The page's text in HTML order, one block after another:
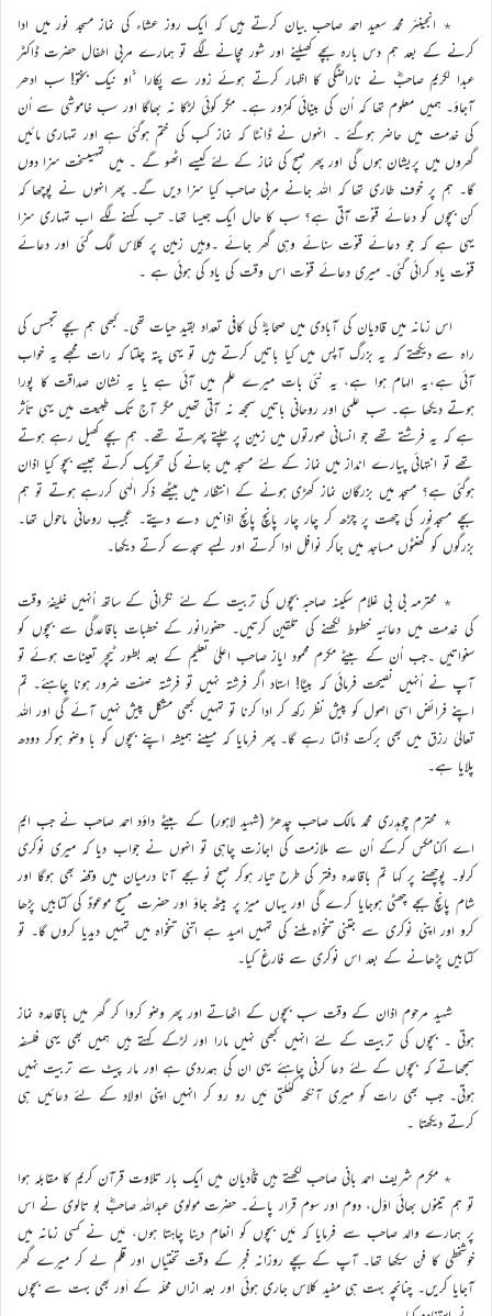
٭ انجینئر محمد سعید احمد صاحب بیان کرتے ہیں کہ ایک روز عشاء کی نماز مسجد نور میں ادا
کرنے کے بعد ہم دس بارہ بچے کھیلنے اور شور مچانے لگے تو ہمارے مربی اطفال حضرت ڈاکٹر
عبدا لکریم صاحبؓ نے ناراضگی کا اظہار کرتے ہوئے زور سے پکارا ـ او نیک بختو! سب ادھر
آجاؤ۔ ہمیں معلوم تھا کہ اُن کی بینائی کمزور ہے۔ مگر کوئی لڑکا نہ بھاگا اور سب خاموشی سے اُن
کی خدمت میں حاضر ہوگئے ۔ انہوں نے ڈانٹا کہ نماز کب کی ختم ہوگئی ہے اور تمہاری مائیں
گھروں میں پریشان ہوں گی اور پھر صبح کی نماز کے لئے کیسے اٹھو گے ۔ میں تمہیںسخت سزا دوں
گا۔ ہم پر خوف طاری تھا کہ اللہ جانے مربی صاحب کیا سزا دیں گے۔ پھر انہوں نے پوچھا کہ
کن بچوں کو دعائے قنوت آتی ہے؟ سب کا حال ایک جیسا تھا۔ تب کہنے لگے اب تمہاری سزا
یہی ہے کہ جو دعائے قنوت سنائے وہی گھر جائے ۔وہیں زمین پر کلاس لگ گئی اور دعائے
قنوت یاد کرائی گئی۔ میری دعائے قنوت اس وقت کی یاد کی ہوئی ہے ۔
اس زمانہ میں قادیان کی آبادی میں صحابہؓ کی کافی تعداد بقید حیات تھی۔ کبھی ہم بچے تجسس کی
راہ سے دیکھتے کہ یہ بزرگ آپس میں کیا باتیں کرتے ہیں تو یہی پتہ چلتا کہ رات مجھے یہ خواب
آئی ہے،یہ الہام ہوا ہے، یہ نئی بات میرے علم میں آئی ہے یا یہ نشان صداقت کا پورا
ہوتے دیکھا ہے۔ سب علمی اور روحانی باتیں سمجھ نہ آتی تھیں مگر آج تک طبیعت میں یہی تأثر
ہے کہ یہ فرشتے تھے جو انسانی صورتوں میں زمین پر چلتے پھرتے تھے۔ ہم بچے کھیل رہے ہوتے
تھے تو انتہائی پیارے انداز میں نماز کے لئے مسجد میں جانے کی تحریک کرتے جیسے بچو کیا اذان
ہوگئی ہے؟ مسجد میں بزرگان نماز کھڑی ہونے کے انتظار میں بیٹھے ذکر الٰہی کررہے ہوتے تو ہم
بچے مسجدنور کی چھت پر چڑھ کر چار چار پانچ پانچ اذانیں دے دیتے۔ عجیب روحانی ماحول تھا۔
بزرگوں کو گھنٹوں مساجد میں جاکر نوافل ادا کرتے اور لمبے سجدے کرتے دیکھا۔
٭ محترمہ بی بی غلام سکینہ صاحبہ بچوں کی تربیت کے لئے نگرانی کے ساتھ اُنہیں خلیفۂ وقت
کی خدمت میں دعائیہ خطوط لکھنے کی تلقین کرتیں۔ حضورانور کے خطبات باقاعدگی سے بچوں کو
سنواتیں ۔جب اُن کے بیٹے مکرم محمود ایاز صاحب اعلیٰ تعلیم کے بعد بطور ٹیچر تعینات ہوئے تو
آپ نے اُنہیں نصیحت فرمائی کہ بیٹا! استاد اگر فرشتہ نہیں تو فرشتہ صفت ضرور ہونا چاہئے۔ تم
اپنے فرائض اسی اصول کو پیش نظر رکھ کر ادا کرنا تو تمہیں کبھی مشکل پیش نہیں آئے گی اور اللہ
تعالیٰ رزق میں بھی برکت ڈالتا رہے گا۔ پھر فرمایا کہ میںنے ہمیشہ اپنے بچوں کو با وضو ہوکر دودھ
پلایا ہے۔
٭ محترم چوہدری محمد مالک صاحب چدھڑ (شہید لاہور) کے بیٹے داؤد احمد صاحب نے جب ایم
اے اکنامکس کرکے اُن سے ملازمت کی اجازت چاہی تو انہوں نے جواب دیا کہ میری نوکری
کرلو۔ پوچھنے پر کہا تم باقاعدہ دفتر کی طرح تیار ہوکر صبح نو بجے آنا درمیان میں وقفہ بھی ہوگا اور
شام پانچ بجے چھٹی ہوجایا کرے گی اور یہاں میز پر بیٹھ جاؤ اور حضرت مسیح موعودؑ کی کتابیں پڑھا
کرو اور اپنی نوکری سے جتنی تنخواہ ملنے کی تمہیں امید ہے اتنی تنخواہ میں تمہیں دیدیا کروں گا۔ تو
کتابیں پڑھانے کے بعد اس نوکری سے فارغ کیا۔
شہید مرحوم اذان کے وقت سب بچوں کے اٹھاتے اور پھر وضو کروا کر گھر میں باقاعدہ نماز
ہوتی ۔ بچوں کی تربیت کے لئے انہیں کبھی نہیں مارا اور لڑکے کہتے ہیں ہمیں بھی یہی فلسفہ
سمجھاتے کہ بچوں کے لئے دعا کرنی چاہئے یہی ان کی ہمدردی ہے اور مار پیٹ سے تربیت نہیں
ہوتی۔ جب بھی رات کو میری آنکھ کھُلتی مَیں رو رو کر انہیں اپنی اولاد کے لئے دعائیں ہی
کرتے دیکھتا ۔
٭ مکرم شریف احمد بانی صاحب لکھتے ہیں قادیان میں ایک بار تلاوت قرآن کریم کا مقابلہ ہوا
تو ہم تینوں بھائی اوّل، دوم اور سوم قرار پائے۔ حضرت مولوی عبداللہ صاحبؓ بو تالوی نے اس
پر ہمارے والد صاحب سے فرمایا کہ مَیں بچوں کو انعام دینا چاہتا ہوں، مَیں نے کسی زمانہ میں
خوشخطی کا فن سیکھا تھا۔ آپ کے بچے روزانہ فجر کے وقت تختیاں اور قلم لے کر میرے گھر
آجایا کریں۔ چنانچہ بہت ہی مفید کلاس جاری ہوئی اور بعد ازاں محلّہ کے اَور بھی بہت سے بچوں